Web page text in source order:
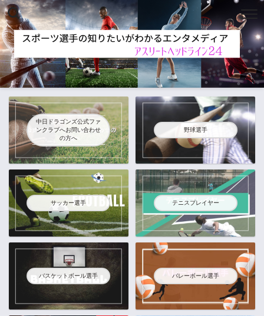
中日ドラゴンズ公式ファ
ンクラブへお問い合わせ
の方へ
野球選手
サッカー選手 テニスプレイヤー
バスケットボール選手 バレーボール選手